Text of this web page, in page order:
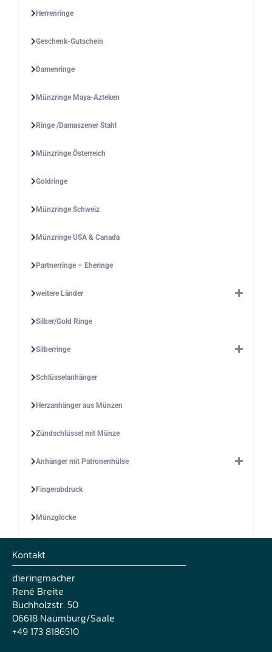
Herrenringe
Geschenk-Gutschein
Damenringe
Münzringe Maya-Azteken
Ringe /Damaszener Stahl
Münzringe Österreich
Goldringe
Münzringe Schweiz
Münzringe USA & Canada
Partnerringe – Eheringe
weitere Länder
Silber/Gold Ringe
Silberringe
Schlüsselanhänger
Herzanhänger aus Münzen
Zündschlüssel mit Münze
Anhänger mit Patronenhülse
Fingerabdruck
Münzglocke
Kontakt
dieringmacher
René Breite
Buchholzstr. 50
06618 Naumburg/Saale
+49 173 8186510